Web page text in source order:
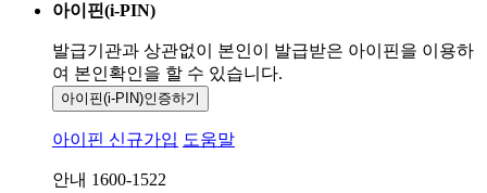
아이핀(i-PIN)
발급기관과 상관없이 본인이 발급받은 아이핀을 이용하
여 본인확인을 할 수 있습니다.
아이핀(i-PIN)인증하기
아이핀 신규가입 도움말
안내 1600-1522